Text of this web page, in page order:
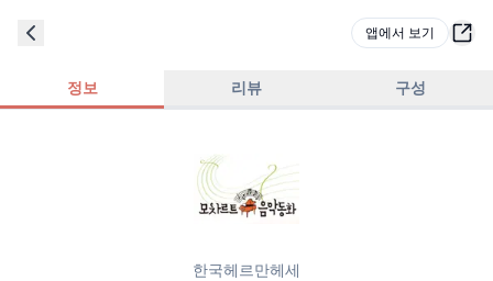
앱에서 보기
정보 리뷰 구성
한국헤르만헤세